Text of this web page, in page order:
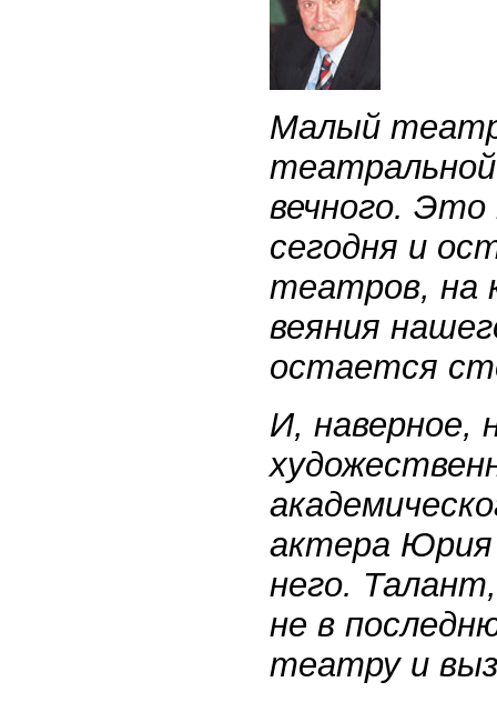
Малый
вечного.
сегодня и
театров, на
веяния
остается
И, наверное,
актера
него.
не в
театру и